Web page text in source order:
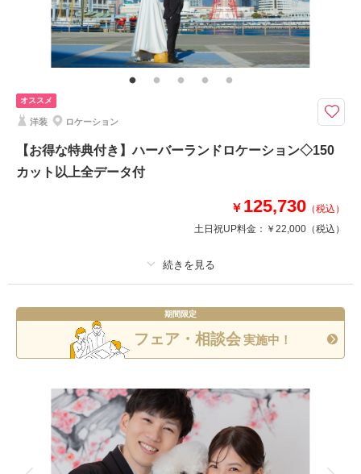
家族と撮影 家族用衣装レンタル ペットと撮影
浜辺を歩くふたり、サンセットが海に沈む瞬間。
そんな憧れの一枚、撮影致します。
このプランで撮影可能な撮影レポート
撮影日：2025年7月22日
撮影場所：
オススメ
洋装 ロケーション
【お得な特典付き】ハーバーランドロケーション◇150
カット以上全データ付
￥ 125,730 （税込）
土日祝UP料金： ￥22,000 （税込）
撮影料 新婦衣装1着 新郎衣装1着
着付け ヘアメイク 小物一式
衣装追加 会食 挙式
家族と撮影 家族用衣装レンタル ペットと撮影
神戸のシンボルである、ハーバーランドで撮るウェディングフォト
＜基本料金に含まれるもの＞
期間限定
フェア・相談会 実施中！